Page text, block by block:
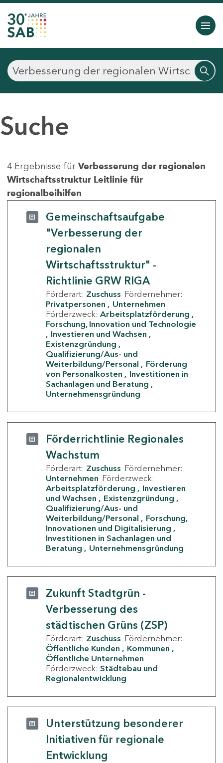
Suche
4 Ergebnisse für Verbesserung der regionalen
Wirtschaftsstruktur Leitlinie für
regionalbeihilfen
Gemeinschaftsaufgabe
"Verbesserung der
regionalen
Wirtschaftsstruktur" -
Richtlinie GRW RIGA
Förderart: Zuschuss Fördernehmer:
Privatpersonen
Unternehmen
Förderzweck: Arbeitsplatzförderung
Forschung, Innovation und Technologie
Investieren und Wachsen
Existenzgründung
Qualifizierung/Aus- und
Weiterbildung/Personal
Förderung
von Personalkosten
Investitionen in
Sachanlagen und Beratung
Unternehmensgründung
Förderrichtlinie Regionales
Wachstum
Förderart: Zuschuss Fördernehmer:
Unternehmen Förderzweck:
Arbeitsplatzförderung
Investieren
und Wachsen
Existenzgründung
Qualifizierung/Aus- und
Weiterbildung/Personal
Forschung,
Innovationen und Digitalisierung
Investitionen in Sachanlagen und
Beratung
Unternehmensgründung
Zukunft Stadtgrün -
Verbesserung des
städtischen Grüns (ZSP)
Förderart: Zuschuss Fördernehmer:
Öffentliche Kunden
Kommunen
Öffentliche Unternehmen
Förderzweck: Städtebau und
Regionalentwicklung
Unterstützung besonderer
Initiativen für regionale
Entwicklung